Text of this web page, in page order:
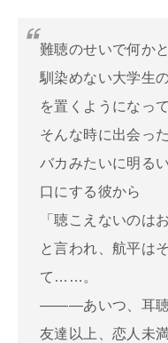
難聴のせいで何か
馴染めない大学生
を置くようになっ
そんな時に出会っ
バカみたいに明る
口にする彼から
「聴こえないのは
と言われ、航平は
て……。
―――あいつ、耳聴
友達以上、恋人未